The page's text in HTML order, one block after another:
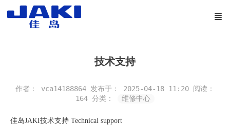
技术支持
作者： vca14188864 发布于： 2025-04-18 11:20 阅读：
164 分类： 维修中心
佳岛JAKI技术支持 Technical support